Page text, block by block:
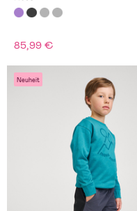
85,99 €
Neuheit